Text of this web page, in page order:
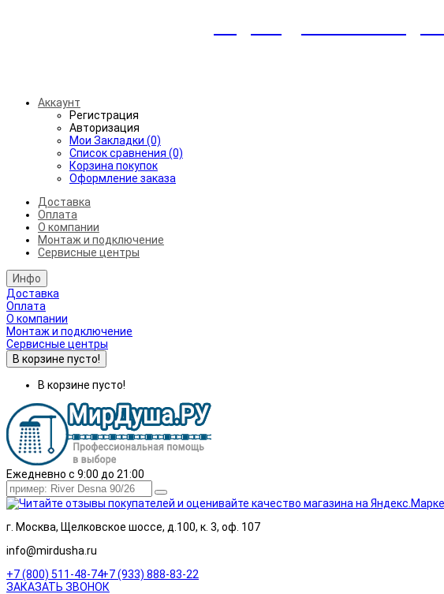
Аккаунт
Регистрация
Авторизация
Мои Закладки (0)
Список сравнения (0)
Корзина покупок
Оформление заказа
Доставка
Оплата
О компании
Монтаж и подключение
Сервисные центры
Инфо
Доставка
Оплата
О компании
Монтаж и подключение
Сервисные центры
В корзине пусто!
В корзине пусто!
Ежедневно с 9:00 до 21:00
г. Москва, Щелковское шоссе, д.100, к. 3, оф. 107
info@mirdusha.ru
+7 (800) 511-48-74+7 (933) 888-83-22
ЗАКАЗАТЬ ЗВОНОК